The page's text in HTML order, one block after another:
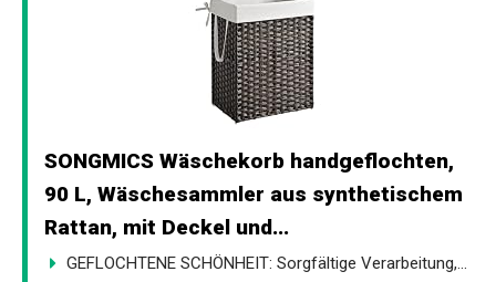
SONGMICS Wäschekorb handgeflochten,
90 L, Wäschesammler aus synthetischem
Rattan, mit Deckel und...
GEFLOCHTENE SCHÖNHEIT: Sorgfältige Verarbeitung,...